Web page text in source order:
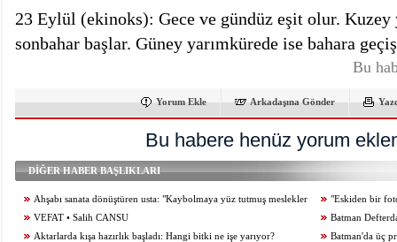
23 Eylül (ekinoks): Gece ve gündüz eşit olur. Kuzey
sonbahar başlar. Güney yarımkürede ise bahara
Bu
Yorum Ekle Arkadaşına Gönder
Bu habere henüz yorum
DİĞER HABER BAŞLIKLARI
Ahşabı sanata dönüştüren usta: "Kaybolmaya yüz tutmuş meslekler
desteklenmeli"
"Eskiden bir
birkaç tık yetiyor"
VEFAT • Salih CANSU
Batman
Aktarlarda kışa hazırlık başladı: Hangi bitki ne işe yarıyor?
Batman'da üç